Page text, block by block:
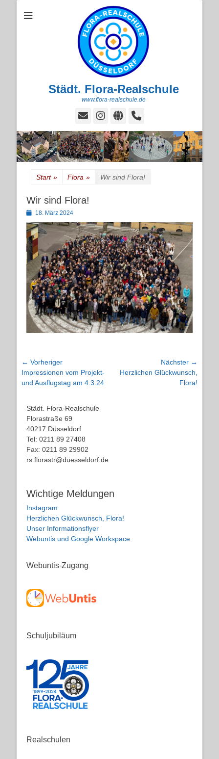
Städt. Flora-Realschule
www.flora-realschule.de
E-
Instagram
Website
Handset
Start » Flora » Wir sind Flora!
Wir sind Flora!
Posted
on
18. März 2024
Beitragsnavigation
← Vorheriger
Vorheriger
Beitrag:
Impressionen vom Projekt-
und Ausflugstag am 4.3.24
Nächster →
Nächster
Herzlichen Glückwunsch,
Flora!
Städt. Flora-Realschule
Florastraße 69
40217 Düsseldorf
Tel: 0211 89 27408
Fax: 0211 89 29902
rs.florastr@duesseldorf.de
Wichtige Meldungen
Instagram
Herzlichen Glückwunsch, Flora!
Unser Informationsflyer
Webuntis und Google Workspace
Webuntis-Zugang
Schuljubiläum
Realschulen